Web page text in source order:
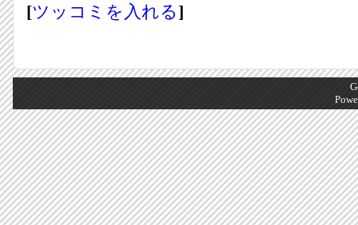
[ツッコミを入れる]